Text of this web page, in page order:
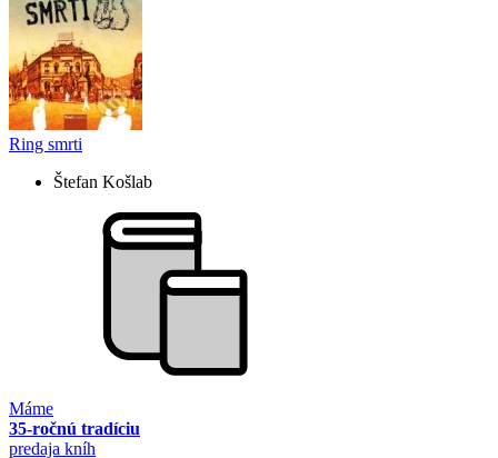
Ring smrti
Štefan Košlab
Máme
35-ročnú tradíciu
predaja kníh